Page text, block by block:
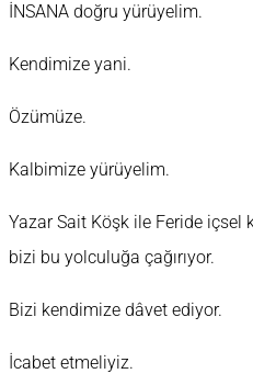
İNSANA doğru yürüyelim.
Kendimize yani.
Özümüze.
Kalbimize yürüyelim.
Yazar Sait Köşk ile Feride içsel
bizi bu yolculuğa çağırıyor.
Bizi kendimize dâvet ediyor.
İcabet etmeliyiz.